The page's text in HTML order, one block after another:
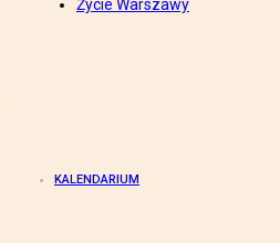
Życie Warszawy
KALENDARIUM